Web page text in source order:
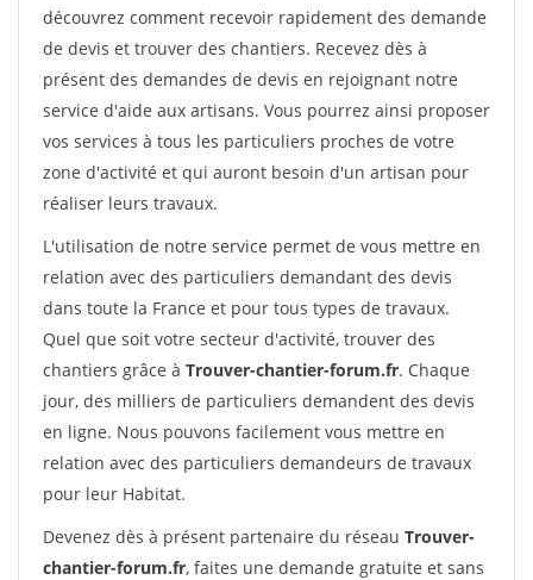
découvrez comment recevoir rapidement des demande
de devis et trouver des chantiers. Recevez dès à
présent des demandes de devis en rejoignant notre
service d'aide aux artisans. Vous pourrez ainsi proposer
vos services à tous les particuliers proches de votre
zone d'activité et qui auront besoin d'un artisan pour
réaliser leurs travaux.
L'utilisation de notre service permet de vous mettre en
relation avec des particuliers demandant des devis
dans toute la France et pour tous types de travaux.
Quel que soit votre secteur d'activité, trouver des
chantiers grâce à Trouver-chantier-forum.fr. Chaque
jour, des milliers de particuliers demandent des devis
en ligne. Nous pouvons facilement vous mettre en
relation avec des particuliers demandeurs de travaux
pour leur Habitat.
Devenez dès à présent partenaire du réseau Trouver-
chantier-forum.fr, faites une demande gratuite et sans